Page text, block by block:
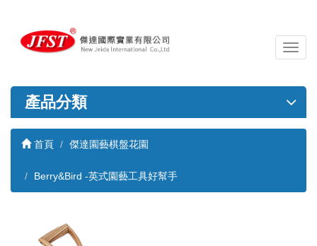
導
覽
關
產品分類
首頁 傑達園藝棋盤花園
Berry&Bird -英式園藝工具好幫手